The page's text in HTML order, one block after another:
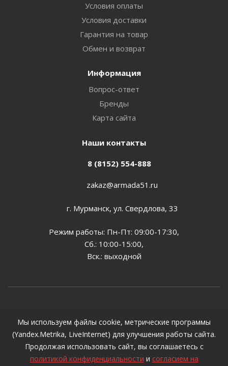
Условия оплаты
Условия доставки
Гарантия на товар
Обмен и возврат
Информация
Вопрос-ответ
Бренды
Карта сайта
Наши контакты
8 (8152) 554-888
zakaz@armada51.ru
г. Мурманск, ул. Свердлова, 33
Режим работы: Пн-Пт: 09:00-17:30,
Сб.: 10:00-15:00,
Вск.: выходной
для ознакомления и не могут являться публичной
офертой, определяемой положениями ст. 437 ГК РФ
Мы используем файлы cookie, метрические программы
(Yandex.Metrika, LiveInternet) для улучшения работы сайта.
Продолжая использовать сайт, вы соглашаетесь с
политикой конфиденциальности и согласием на